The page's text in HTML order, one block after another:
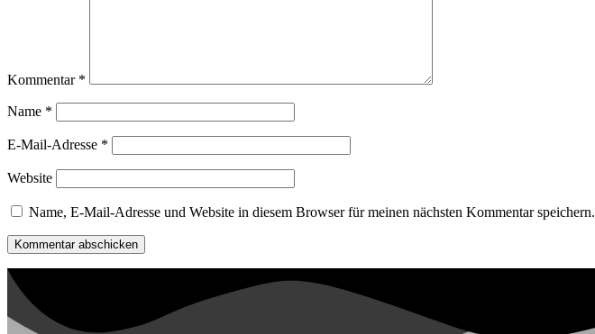
Kommentar *
Name *
E-Mail-Adresse *
Website
Name, E-Mail-Adresse und Website in diesem Browser für meinen nächsten Kommentar speichern.